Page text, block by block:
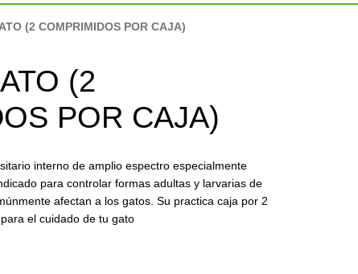
(2 COMPRIMIDOS POR CAJA)
(2
POR CAJA)
interno de amplio espectro especialmente
para controlar formas adultas y larvarias de
afectan a los gatos. Su practica caja por 2
el cuidado de tu gato